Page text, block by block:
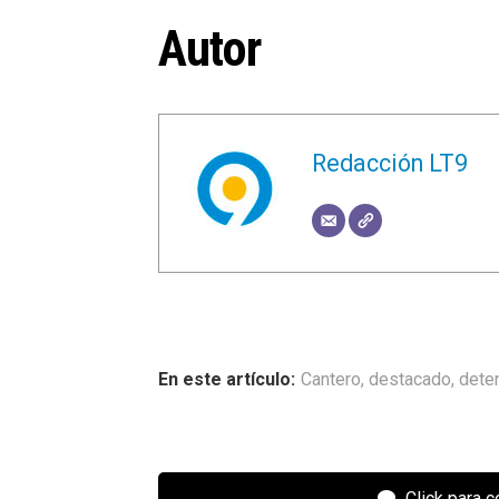
Autor
Redacción LT9
Cantero, destacado,